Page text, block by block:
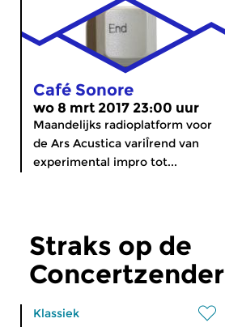
Café Sonore
wo 8 mrt 2017 23:00 uur
Maandelijks radioplatform voor
de Ars Acustica variÎrend van
experimental impro tot...
Straks op de
Concertzender
Klassiek